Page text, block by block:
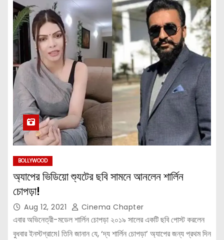
BOLLYWOOD
অ্যাপের ভিডিয়ো শ্যুটের ছবি সামনে আনলেন শার্লিন
চোপড়া!
Aug 12, 2021 Cinema Chapter
এবার অভিনেত্রী-মডেল শার্লিন চোপড়া ২০১৯ সালের একটি ছবি পোস্ট করলেন
বুধবার ইনস্টগ্রামে। তিনি জানান যে, ‘দ্য শার্লিন চোপড়া’ অ্যাপের জন্য প্রথম দিন